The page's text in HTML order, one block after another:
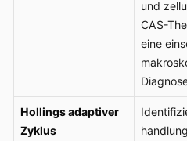
und
CAS-
eine
Hollings adaptiver
Zyklus